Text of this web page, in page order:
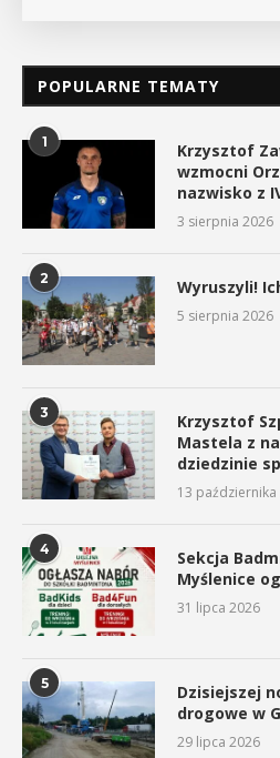
POPULARNE TEMATY
1
Krzysztof
wzmocni
nazwisko z
3 sierpnia 2026
2 Wyruszyli!
5 sierpnia 2026
3
Krzysztof
Mastela z
dziedzinie
13 października
4
Sekcja
Myślenice
31 lipca 2026
5
Dzisiejszej
drogowe w
29 lipca 2026